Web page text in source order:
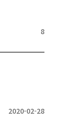
8
2020-02-28